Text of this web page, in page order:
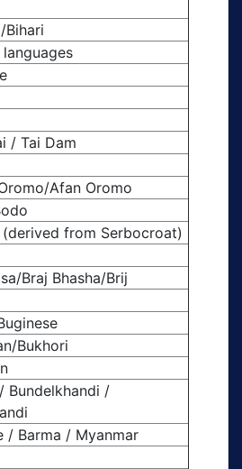
Bihari
/ Tai Dam
Afan Oromo
(derived from Serbocroat)
Braj Bhasha/Brij
Bukhori
Bundelkhandi /
/ Barma / Myanmar